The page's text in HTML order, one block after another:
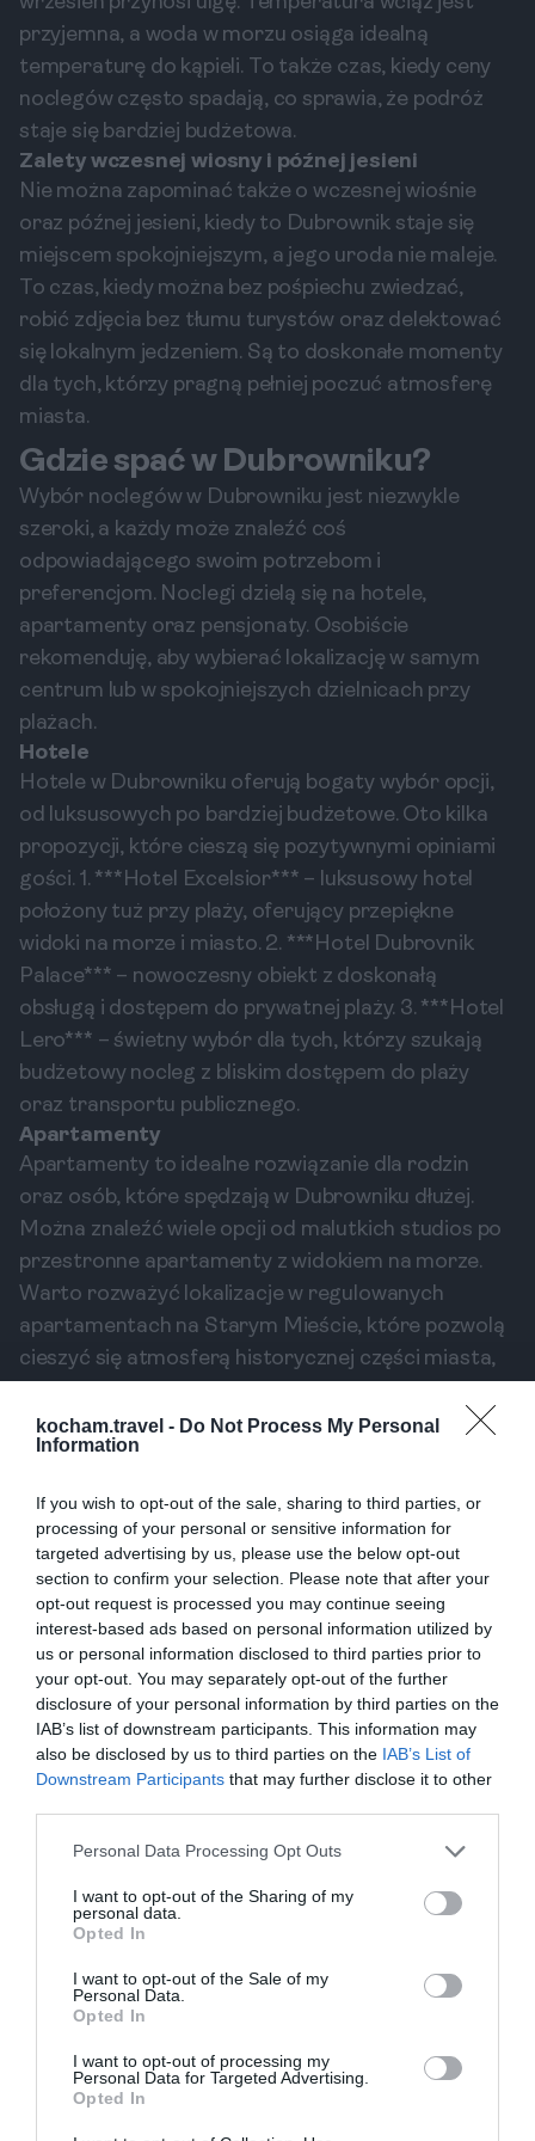
kocham.travel - Do Not Process My Personal
Information
If you wish to opt-out of the sale, sharing to third parties, or
processing of your personal or sensitive information for
targeted advertising by us, please use the below opt-out
section to confirm your selection. Please note that after your
opt-out request is processed you may continue seeing
interest-based ads based on personal information utilized by
us or personal information disclosed to third parties prior to
your opt-out. You may separately opt-out of the further
disclosure of your personal information by third parties on the
IAB’s list of downstream participants. This information may
also be disclosed by us to third parties on the IAB’s List of
Downstream Participants that may further disclose it to other
Personal Data Processing Opt Outs
I want to opt-out of the Sharing of my
personal data.
Opted In
I want to opt-out of the Sale of my
Personal Data.
Opted In
I want to opt-out of processing my
Personal Data for Targeted Advertising.
Opted In
przyjemna, a woda w morzu osiąga idealną
temperaturę do kąpieli. To także czas, kiedy ceny
noclegów często spadają, co sprawia, że podróż
staje się bardziej budżetowa.
Zalety wczesnej wiosny i późnej jesieni
Nie można zapominać także o wczesnej wiośnie
oraz późnej jesieni, kiedy to Dubrownik staje się
miejscem spokojniejszym, a jego uroda nie maleje.
To czas, kiedy można bez pośpiechu zwiedzać,
robić zdjęcia bez tłumu turystów oraz delektować
się lokalnym jedzeniem. Są to doskonałe momenty
dla tych, którzy pragną pełniej poczuć atmosferę
miasta.
Gdzie spać w Dubrowniku?
Wybór noclegów w Dubrowniku jest niezwykle
szeroki, a każdy może znaleźć coś
odpowiadającego swoim potrzebom i
preferencjom. Noclegi dzielą się na hotele,
apartamenty oraz pensjonaty. Osobiście
rekomenduję, aby wybierać lokalizację w samym
centrum lub w spokojniejszych dzielnicach przy
plażach.
Hotele
Hotele w Dubrowniku oferują bogaty wybór opcji,
od luksusowych po bardziej budżetowe. Oto kilka
propozycji, które cieszą się pozytywnymi opiniami
gości. 1. ***Hotel Excelsior*** – luksusowy hotel
położony tuż przy plaży, oferujący przepiękne
widoki na morze i miasto. 2. ***Hotel Dubrovnik
Palace*** – nowoczesny obiekt z doskonałą
obsługą i dostępem do prywatnej plaży. 3. ***Hotel
Lero*** – świetny wybór dla tych, którzy szukają
budżetowy nocleg z bliskim dostępem do plaży
oraz transportu publicznego.
Apartamenty
Apartamenty to idealne rozwiązanie dla rodzin
oraz osób, które spędzają w Dubrowniku dłużej.
Można znaleźć wiele opcji od malutkich studios po
przestronne apartamenty z widokiem na morze.
Warto rozważyć lokalizacje w regulowanych
apartamentach na Starym Mieście, które pozwolą
cieszyć się atmosferą historycznej części miasta,
czy Lapad.
Budżetowe noclegi
budżecie polecam poszukać noclegów w
pensjonatach lub hostelach. Można znaleźć kilka
miejsc, które oferują komfortowe zakwaterowanie
w atrakcyjnych cenach. Np. ***Rooms Ivo***, który
znajduje się w pobliżu plaży i korzysta z
pozytywnych ocen gości. Takie noclegi są świetną
opcją dla osób, które chcą poznać innych
podróżników oraz cieszyć się atmosferą lokalnych
dzielnic.
Gdzie w Dubrowniku zjeść
lokalne jedzenie?
Dubrownik jest rajem dla miłośników kulinariów.
Oto kilka miejsc, które warto odwiedzić, aby
Restauracje
W sercu Starego Miasta odnajdziesz mnóstwo
świeża ryba, owoce morza, oliwa z oliwek oraz
domowy chleb. ***Restauracje Dubrovnik*** są